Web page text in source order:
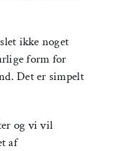
ikke noget
form for
Det er simpelt
og vi vil
af